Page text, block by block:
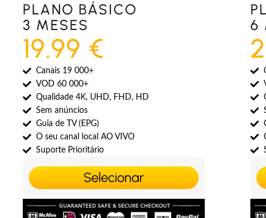
PLANO BÁSICO
3 MESES
19.99 €
Canais 19 000+
VOD 60 000+
Qualidade 4K, UHD, FHD, HD
Sem anúncios
Guia de TV (EPG)
O seu canal local AO VIVO
Suporte Prioritário
Selecionar
6